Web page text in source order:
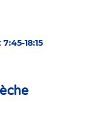
7:45-18:15